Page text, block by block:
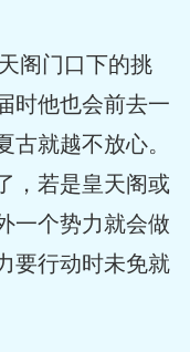
阁门口下的挑
时他也会前去一
就越不放心。
，若是皇天阁或
一个势力就会做
要行动时未免就